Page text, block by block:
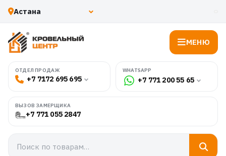
МЕНЮ
ОТДЕЛ ПРОДАЖ
+7 7172 695 695
WHATSAPP
+7 771 200 55 65
ВЫЗОВ ЗАМЕРЩИКА
+7 771 055 2847